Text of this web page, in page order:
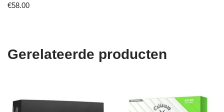
€58.00
Gerelateerde producten